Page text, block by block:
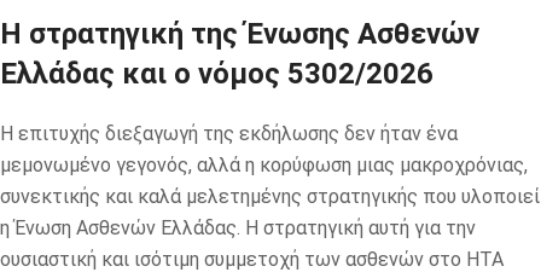
Η στρατηγική της Ένωσης Ασθενών
Ελλάδας και ο νόμος 5302/2026
Η επιτυχής διεξαγωγή της εκδήλωσης δεν ήταν ένα
μεμονωμένο γεγονός, αλλά η κορύφωση μιας μακροχρόνιας,
συνεκτικής και καλά μελετημένης στρατηγικής που υλοποιεί
η Ένωση Ασθενών Ελλάδας. Η στρατηγική αυτή για την
ουσιαστική και ισότιμη συμμετοχή των ασθενών στο HTA